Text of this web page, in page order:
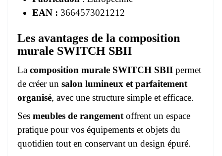
EAN : 3664573021212
Les avantages de la composition
murale SWITCH SBII
La composition murale SWITCH SBII permet
de créer un salon lumineux et parfaitement
organisé, avec une structure simple et efficace.
Ses meubles de rangement offrent un espace
pratique pour vos équipements et objets du
quotidien tout en conservant un design épuré.